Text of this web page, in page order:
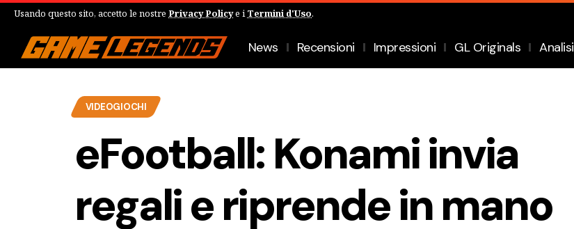
Usando questo sito, accetto le nostre Privacy Policye i Termini d'Uso.
News Recensioni Impressioni GL Originals Analisi
VIDEOGIOCHI
eFootball: Konami invia
regali e riprende in mano